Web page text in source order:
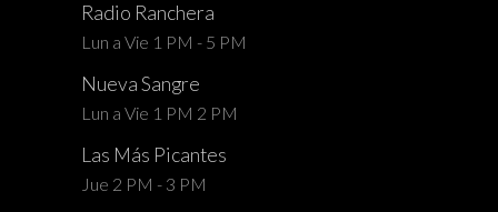
Radio Ranchera
Lun a Vie 1 PM - 5 PM
Nueva Sangre
Lun a Vie 1 PM 2 PM
Las Más Picantes
Jue 2 PM - 3 PM